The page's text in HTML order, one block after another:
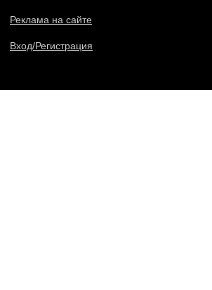
Реклама на сайте
Вход/Регистрация